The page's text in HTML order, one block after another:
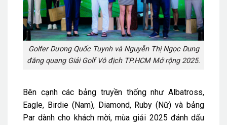
Golfer Dương Quốc Tuynh và Nguyễn Thị Ngọc Dung
đăng quang Giải Golf Vô địch TP.HCM Mở rộng 2025.
Bên cạnh các bảng truyền thống như Albatross,
Eagle, Birdie (Nam), Diamond, Ruby (Nữ) và bảng
Par dành cho khách mời, mùa giải 2025 đánh dấu